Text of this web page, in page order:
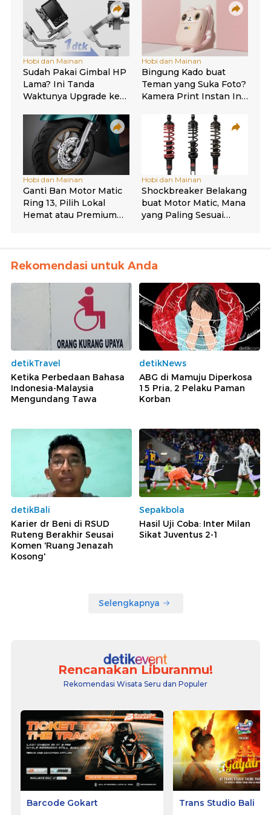
Rekomendasi untuk Anda
detikTravel
Ketika Perbedaan Bahasa
Indonesia-Malaysia
Mengundang Tawa
detikNews
ABG di Mamuju Diperkosa
15 Pria, 2 Pelaku Paman
Korban
detikBali
Karier dr Beni di RSUD
Ruteng Berakhir Seusai
Komen 'Ruang Jenazah
Kosong'
Sepakbola
Hasil Uji Coba: Inter Milan
Sikat Juventus 2-1
Selengkapnya
Rencanakan Liburanmu!
Rekomendasi Wisata Seru dan Populer
Barcode Gokart Trans Studio Bali